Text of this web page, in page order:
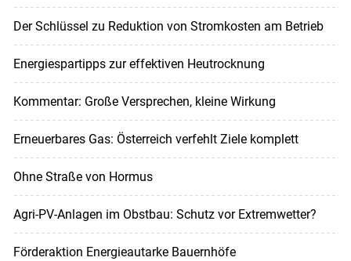
Der Schlüssel zu Reduktion von Stromkosten am Betrieb
Energiespartipps zur effektiven Heutrocknung
Kommentar: Große Versprechen, kleine Wirkung
Erneuerbares Gas: Österreich verfehlt Ziele komplett
Ohne Straße von Hormus
Agri-PV-Anlagen im Obstbau: Schutz vor Extremwetter?
Förderaktion Energieautarke Bauernhöfe